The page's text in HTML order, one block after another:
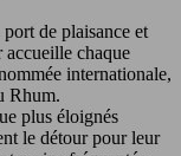
de plaisance et
chaque
internationale,
Rhum.
plus éloignés
le détour pour leur